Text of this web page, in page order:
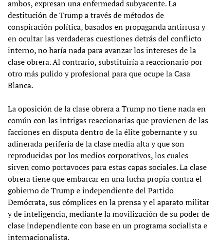
ambos, expresan una enfermedad subyacente. La
destitución de Trump a través de métodos de
conspiración política, basados en propaganda antirrusa y
en ocultar las verdaderas cuestiones detrás del conflicto
interno, no haría nada para avanzar los intereses de la
clase obrera. Al contrario, substituiría a reaccionario por
otro más pulido y profesional para que ocupe la Casa
Blanca.
La oposición de la clase obrera a Trump no tiene nada en
común con las intrigas reaccionarias que provienen de las
facciones en disputa dentro de la élite gobernante y su
adinerada periferia de la clase media alta y que son
reproducidas por los medios corporativos, los cuales
sirven como portavoces para estas capas sociales. La clase
obrera tiene que embarcar en una lucha propia contra el
gobierno de Trump e independiente del Partido
Demócrata, sus cómplices en la prensa y el aparato militar
y de inteligencia, mediante la movilización de su poder de
clase independiente con base en un programa socialista e
internacionalista.